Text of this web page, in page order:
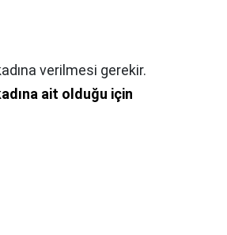
verilmesi gerekir.
ait olduğu için